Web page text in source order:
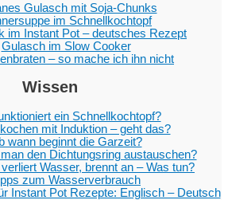
Gulasch mit Soja-Chunks
im Schnellkochtopf
im Instant Pot – deutsches Rezept
Gulasch im Slow Cooker
– so mache ich ihn nicht
Wissen
ein Schnellkochtopf?
mit Induktion – geht das?
wann beginnt die Garzeit?
den Dichtungsring austauschen?
Wasser, brennt an – Was tun?
zum Wasserverbrauch
Instant Pot Rezepte: Englisch – Deutsch